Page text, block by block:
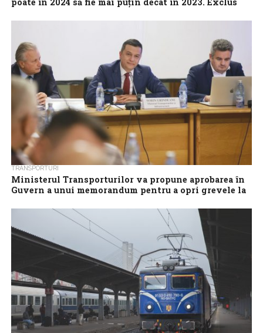
poate în 2024 să fie mai puţin decât în 2023. Exclus
buget similar cu cel alocat în 2023, aşa cum a propus Ministerul
Finanţelor,...
TRANSPORTURI
Ministerul Transporturilor va propune aprobarea în
Guvern a unui memorandum pentru a opri grevele la
Ministerul Transporturilor va propune aprobarea în Guvern a
unui memorandum, pentru a opri grevele la CFR SA şi TAROM, a
afirmat, vineri,...